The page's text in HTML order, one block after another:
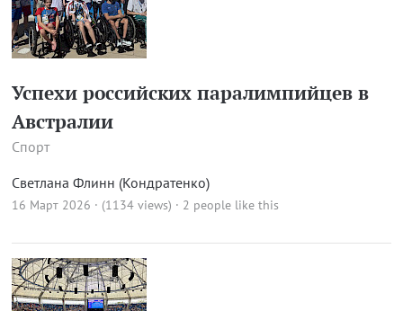
Успехи российских паралимпийцев в
Австралии
Спорт
Светлана Флинн (Кондратенко)
16 Март 2026 · (1134 views) · 2 people like this